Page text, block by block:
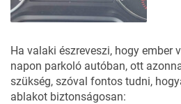
Ha valaki észreveszi, hogy ember
napon parkoló autóban, ott
szükség, szóval fontos tudni,
ablakot biztonságosan: